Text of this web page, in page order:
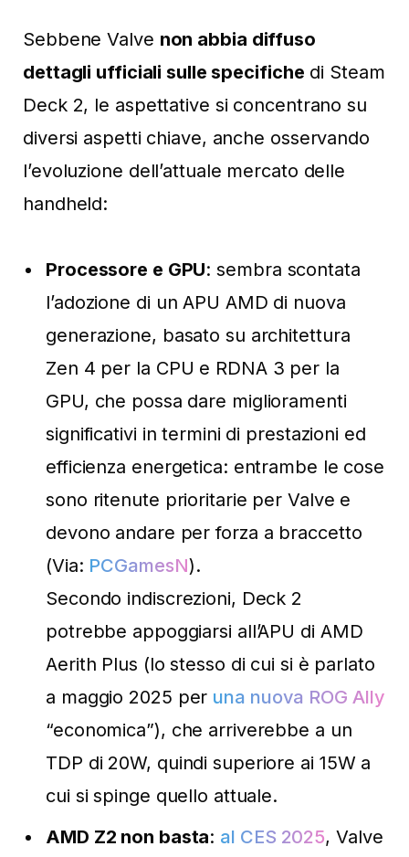
Sebbene Valve non abbia diffuso
dettagli ufficiali sulle specifiche di Steam
Deck 2, le aspettative si concentrano su
diversi aspetti chiave, anche osservando
l’evoluzione dell’attuale mercato delle
handheld:
Processore e GPU: sembra scontata
l’adozione di un APU AMD di nuova
generazione, basato su architettura
Zen 4 per la CPU e RDNA 3 per la
GPU, che possa dare miglioramenti
significativi in termini di prestazioni ed
efficienza energetica: entrambe le cose
sono ritenute prioritarie per Valve e
devono andare per forza a braccetto
(Via: PCGamesN).
Secondo indiscrezioni, Deck 2
potrebbe appoggiarsi all’APU di AMD
Aerith Plus (lo stesso di cui si è parlato
a maggio 2025 per una nuova ROG Ally
“economica”), che arriverebbe a un
TDP di 20W, quindi superiore ai 15W a
cui si spinge quello attuale.
AMD Z2 non basta: al CES 2025, Valve